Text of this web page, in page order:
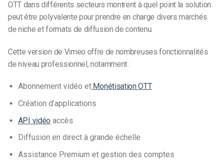
OTT dans différents secteurs montrent à quel point la solution
peut être polyvalente pour prendre en charge divers marchés
de niche et formats de diffusion de contenu.
Cette version de Vimeo offre de nombreuses fonctionnalités
de niveau professionnel, notamment :
Abonnement vidéo et Monétisation OTT
Création d’applications
API vidéo accès
Diffusion en direct à grande échelle
Assistance Premium et gestion des comptes